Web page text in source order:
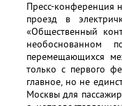
Пресс-конференция
проезд в
«Общественный
необоснованном
перемещающихся
только с первого
главное, но не
Москвы для